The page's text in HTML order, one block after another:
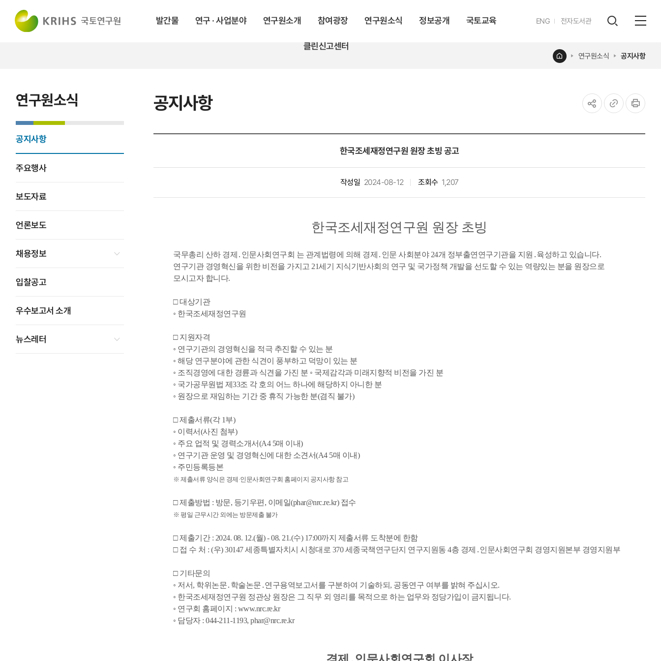
발간물 연구 · 사업분야 연구원소개 참여광장 연구원소식 정보공개 국토교육
클린신고센터
ENG영문전자도서관
레이어
공지사항
홈 연구원소식 공지사항
연구원소식
공지사항
주요행사
보도자료
언론보도
채용정보
입찰공고
우수보고서 소개
뉴스레터
한국조세재정연구원 원장 초빙 공고
작성일 2024-08-12 조회수 1,207
한국조세재정연구원 원장 초빙
국무총리 산하 경제․인문사회연구회 는 관계법령에 의해 경제․인문 사회분야 24개 정부출연연구기관을 지원․육성하고 있습니다.
연구기관 경영혁신을 위한 비전을 가지고 21세기 지식기반사회의 연구 및 국가정책 개발을 선도할 수 있는 역량있는 분을 원장으로
모시고자 합니다.
□ 대상기관
◦ 한국조세재정연구원
□ 지원자격
◦ 연구기관의 경영혁신을 적극 추진할 수 있는 분
◦ 해당 연구분야에 관한 식견이 풍부하고 덕망이 있는 분
◦ 조직경영에 대한 경륜과 식견을 가진 분 ◦ 국제감각과 미래지향적 비전을 가진 분
◦ 국가공무원법 제33조 각 호의 어느 하나에 해당하지 아니한 분
◦ 원장으로 재임하는 기간 중 휴직 가능한 분(겸직 불가)
□ 제출서류(각 1부)
◦ 이력서(사진 첨부)
◦ 주요 업적 및 경력소개서(A4 5매 이내)
◦ 연구기관 운영 및 경영혁신에 대한 소견서(A4 5매 이내)
◦ 주민등록등본
※ 제출서류 양식은 경제·인문사회연구회 홈페이지 공지사항 참고
□ 제출방법 : 방문, 등기우편, 이메일(phar@nrc.re.kr) 접수
※ 평일 근무시간 외에는 방문제출 불가
□ 제출기간 : 2024. 08. 12.(월) - 08. 21.(수) 17:00까지 제출서류 도착분에 한함
□ 접 수 처 : (우) 30147 세종특별자치시 시청대로 370 세종국책연구단지 연구지원동 4층 경제․인문사회연구회 경영지원본부 경영지원부
□ 기타문의
◦ 저서, 학위논문․학술논문․연구용역보고서를 구분하여 기술하되, 공동연구 여부를 밝혀 주십시오.
◦ 한국조세재정연구원 정관상 원장은 그 직무 외 영리를 목적으로 하는 업무와 정당가입이 금지됩니다.
◦ 연구회 홈페이지 : www.nrc.re.kr
◦ 담당자 : 044-211-1193, phar@nrc.re.kr